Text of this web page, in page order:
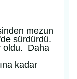
mezun
sürdürdü.
oldu. Daha
kadar